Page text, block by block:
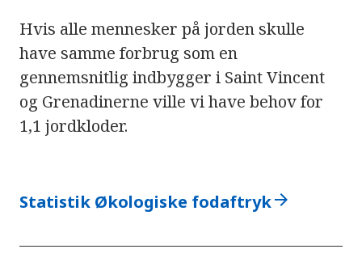
Hvis alle mennesker på jorden skulle
have samme forbrug som en
gennemsnitlig indbygger i Saint Vincent
og Grenadinerne ville vi have behov for
1,1 jordkloder.
Statistik Økologiske fodaftrykarrow_forward